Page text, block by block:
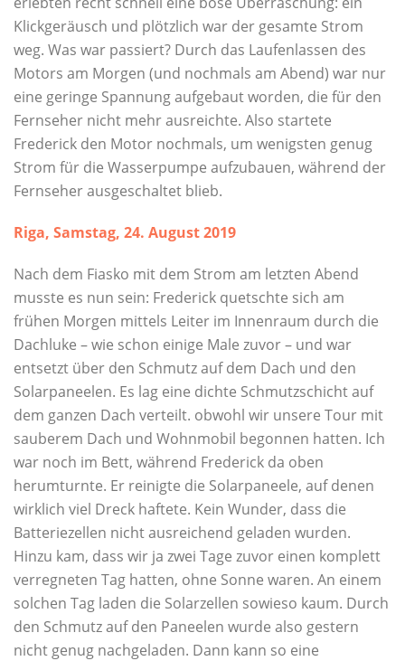
Klickgeräusch und plötzlich war der gesamte Strom
weg. Was war passiert? Durch das Laufenlassen des
Motors am Morgen (und nochmals am Abend) war nur
eine geringe Spannung aufgebaut worden, die für den
Fernseher nicht mehr ausreichte. Also startete
Frederick den Motor nochmals, um wenigsten genug
Strom für die Wasserpumpe aufzubauen, während der
Fernseher ausgeschaltet blieb.
Riga, Samstag, 24. August 2019
Nach dem Fiasko mit dem Strom am letzten Abend
musste es nun sein: Frederick quetschte sich am
frühen Morgen mittels Leiter im Innenraum durch die
Dachluke – wie schon einige Male zuvor – und war
entsetzt über den Schmutz auf dem Dach und den
Solarpaneelen. Es lag eine dichte Schmutzschicht auf
dem ganzen Dach verteilt. obwohl wir unsere Tour mit
sauberem Dach und Wohnmobil begonnen hatten. Ich
war noch im Bett, während Frederick da oben
herumturnte. Er reinigte die Solarpaneele, auf denen
wirklich viel Dreck haftete. Kein Wunder, dass die
Batteriezellen nicht ausreichend geladen wurden.
Hinzu kam, dass wir ja zwei Tage zuvor einen komplett
verregneten Tag hatten, ohne Sonne waren. An einem
solchen Tag laden die Solarzellen sowieso kaum. Durch
den Schmutz auf den Paneelen wurde also gestern
nicht genug nachgeladen. Dann kann so eine